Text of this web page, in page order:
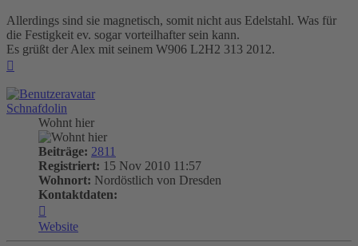
Allerdings sind sie magnetisch, somit nicht aus Edelstahl. Was für
die Festigkeit ev. sogar vorteilhafter sein kann.
Es grüßt der Alex mit seinem W906 L2H2 313 2012.
Schnafdolin
Wohnt hier
Beiträge: 2811
Registriert: 15 Nov 2010 11:57
Wohnort: Nordöstlich von Dresden
Kontaktdaten:
von
Schnafdolin
Website